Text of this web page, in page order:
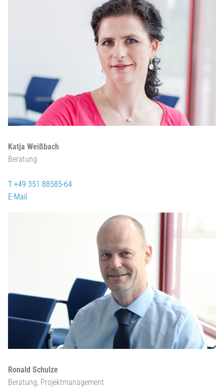
Katja Weißbach
Beratung
T +49 351 88585-64
E-Mail
Ronald Schulze
Beratung, Projektmanagement